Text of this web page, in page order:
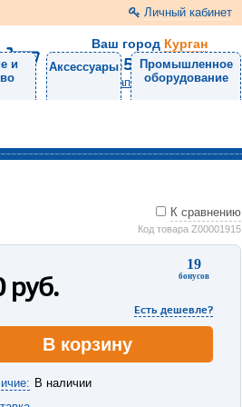
Личный кабинет
Ваш город Курган
8 (3522) 46-05-10
Напишите нам
и
Аксессуары
Промышленное
оборудование
К сравнению
Код товара Z00001915
19
бонусов
руб.
Есть дешевле?
В корзину
В наличии